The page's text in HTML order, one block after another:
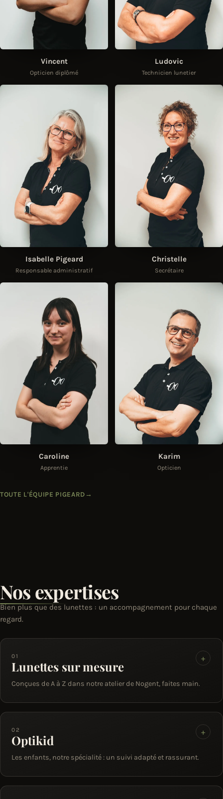
Vincent
Opticien diplômé
Ludovic
Technicien lunetier
Isabelle Pigeard
Responsable administratif
Christelle
Secrétaire
Caroline
Apprentie
Karim
Opticien
TOUTE L'ÉQUIPE PIGEARD →
Nos expertises
Bien plus que des lunettes : un accompagnement pour chaque
regard.
+
01
Lunettes sur mesure
Conçues de A à Z dans notre atelier de Nogent, faites main.
+
02
Optikid
Les enfants, notre spécialité : un suivi adapté et rassurant.